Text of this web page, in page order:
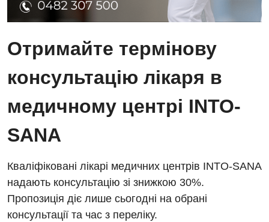
Отримайте термінову
консультацію лікаря в
медичному центрі INTO-
SANA
Кваліфіковані лікарі медичних центрів INTO-SANA
надають консультацію зі знижкою 30%.
Пропозиція діє лише сьогодні на обрані
консультації та час з переліку.